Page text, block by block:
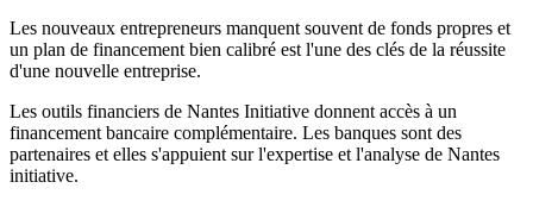
Les nouveaux entrepreneurs manquent souvent de fonds propres et
un plan de financement bien calibré est l'une des clés de la réussite
d'une nouvelle entreprise.
Les outils financiers de Nantes Initiative donnent accès à un
financement bancaire complémentaire. Les banques sont des
partenaires et elles s'appuient sur l'expertise et l'analyse de Nantes
initiative.